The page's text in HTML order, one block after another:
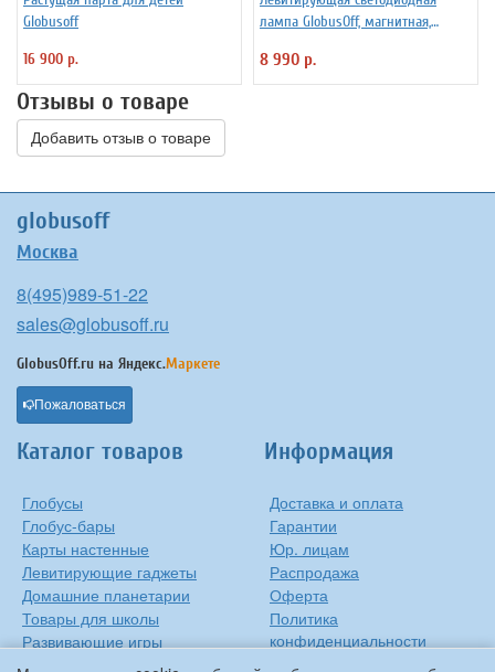
Globusoff
16 900 р.
лампа GlobusOff, магнитная,
8 990 р.
Отзывы о товаре
Добавить отзыв о товаре
globusoff
Москва
8(495)989-51-22
sales@globusoff.ru
GlobusOff.ru на Яндекс.Маркете
Пожаловаться
Каталог товаров
Глобусы
Глобус-бары
Карты настенные
Левитирующие гаджеты
Домашние планетарии
Товары для школы
Развивающие игры
Оригинальные игрушки
Информация
Доставка и оплата
Гарантии
Юр. лицам
Распродажа
Оферта
Политика
конфиденциальности
Контакты